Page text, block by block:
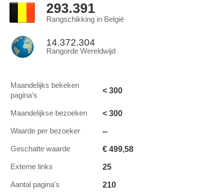
293.391
Rangschikking in België
14.372.304
Rangorde Wereldwijd
Maandelijks bekeken
pagina's
< 300
Maandelijkse bezoeken < 300
Waarde per bezoeker --
Geschatte waarde € 499,58
Externe links 25
Aantal pagina's 210